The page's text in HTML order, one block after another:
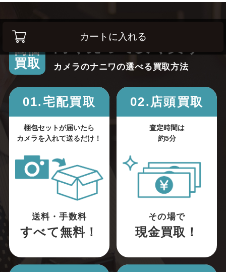
カートに入れる
高価
買取
高く売って安く買う！
カメラのナニワの選べる買取方法
01.宅配買取
梱包セットが届いたら
カメラを入れて送るだけ！
送料・手数料
すべて無料！
02.店頭買取
査定時間は
約5分
その場で
現金買取！